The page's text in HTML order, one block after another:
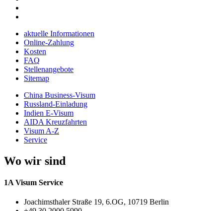
aktuelle Informationen
Online-Zahlung
Kosten
FAQ
Stellenangebote
Sitemap
China Business-Visum
Russland-Einladung
Indien E-Visum
AIDA Kreuzfahrten
Visum A-Z
Service
Wo wir sind
1A Visum Service
Joachimsthaler Straße 19, 6.OG, 10719 Berlin